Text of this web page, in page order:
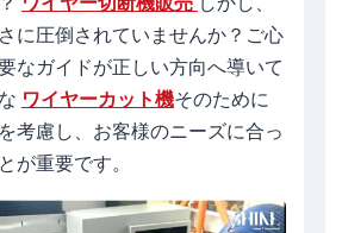
に圧倒されていませんか？ご心
なガイドが正しい方向へ導いて
ワイヤーカット機そのために
考慮し、お客様のニーズに合っ
が重要です。